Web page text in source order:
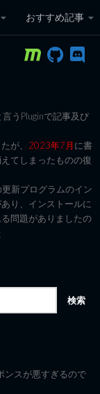
おすすめ記事
ンピ
言うPluginで記事及び
が、 2023年7月に書
てしまったものの復
新プログラムのイン
り、インストールに
問題がありましたの
ンスが悪すぎるので